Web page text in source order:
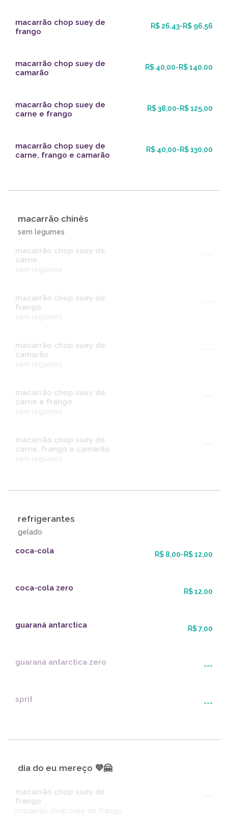
macarrão chop suey de
frango
R$ 26,43-R$ 96,56
macarrão chop suey de
camarão
R$ 40,00-R$ 140,00
macarrão chop suey de
carne e frango
R$ 38,00-R$ 125,00
macarrão chop suey de
carne, frango e camarão
R$ 40,00-R$ 130,00
macarrão chinês
sem legumes
macarrão chop suey de
carne
---
macarrão chop suey de
frango
---
macarrão chop suey de
camarão
---
macarrão chop suey de
carne e frango
---
macarrão chop suey de
carne, frango e camarão
---
refrigerantes
gelado
coca-cola R$ 8,00-R$ 12,00
coca-cola zero R$ 12,00
guaraná antarctica R$ 7,00
guaraná antarctica zero ---
sprit ---
dia do eu mereço 💜🤗
macarrão chop suey de
frango
---
macarrão chop suey de frango